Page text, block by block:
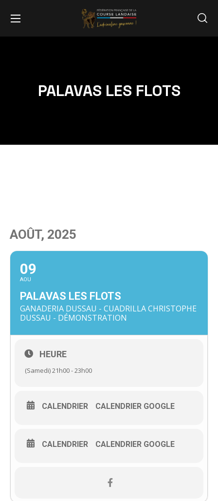
PALAVAS LES FLOTS
AOÛT, 2025
09
AOU
PALAVAS LES FLOTS
GANADERIA DUSSAU - CUADRILLA CHRISTOPHE
DUSSAU - DÉMONSTRATION
HEURE
(Samedi) 21h00 - 23h00
CALENDRIER CALENDRIER GOOGLE
CALENDRIER CALENDRIER GOOGLE